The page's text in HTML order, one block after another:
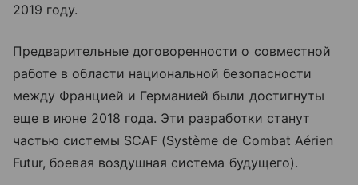
2019 году.
Предварительные договоренности о совместной
работе в области национальной безопасности
между Францией и Германией были достигнуты
еще в июне 2018 года. Эти разработки станут
частью системы SCAF (Système de Combat Aérien
Futur, боевая воздушная система будущего).